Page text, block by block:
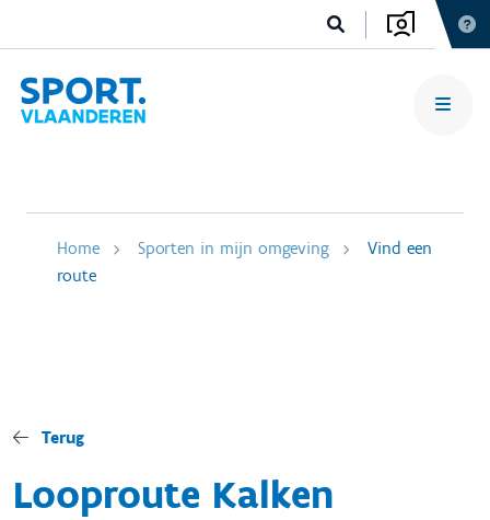
Home Sporten in mijn omgeving
Vind een
route
Terug
Looproute Kalken